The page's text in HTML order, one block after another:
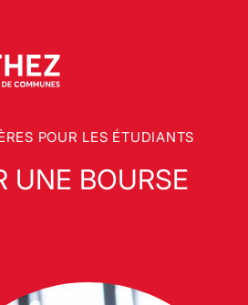
POUR LES ÉTUDIANTS
UNE BOURSE